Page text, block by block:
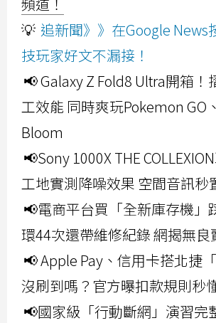
💡 追新聞》》在Google News
技玩家好文不漏接！
📢 Galaxy Z Fold8 Ultra開箱！
工效能 同時爽玩Pokemon GO
Bloom
📢Sony 1000X THE
工地實測降噪效果 空間音訊秒
📢電商平台買「全新庫存機」
環44次還帶維修紀錄 網揭無良
📢 Apple Pay、信用卡搭北捷
沒刷到嗎？官方曝扣款規則秒
📢國家級「行動斷網」演習完